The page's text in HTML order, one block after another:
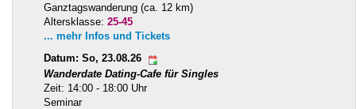
Ganztagswanderung (ca. 12 km)
Altersklasse: 25-45
... mehr Infos und Tickets
Datum: So, 23.08.26
Wanderdate Dating-Cafe für Singles
Zeit: 14:00 - 18:00 Uhr
Seminar